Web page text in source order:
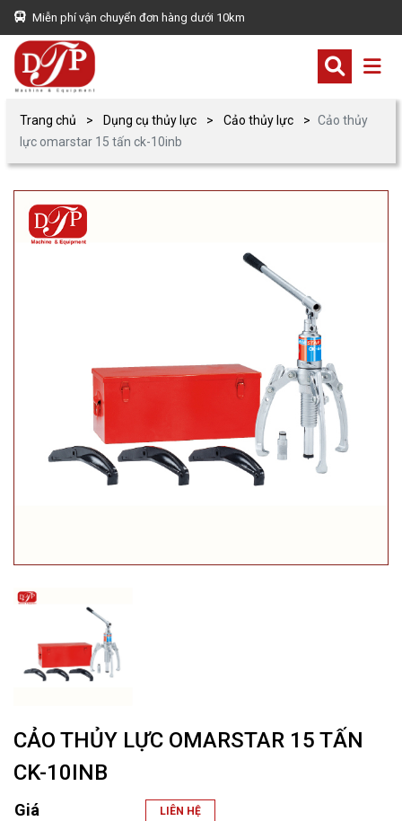
Miễn phí vận chuyển đơn hàng dưới 10km
Trang chủ Dụng cụ thủy lực Cảo thủy lực
Cảo thủy
lực omarstar 15 tấn ck-10inb
CẢO THỦY LỰC OMARSTAR 15 TẤN
CK-10INB
Giá LIÊN HỆ